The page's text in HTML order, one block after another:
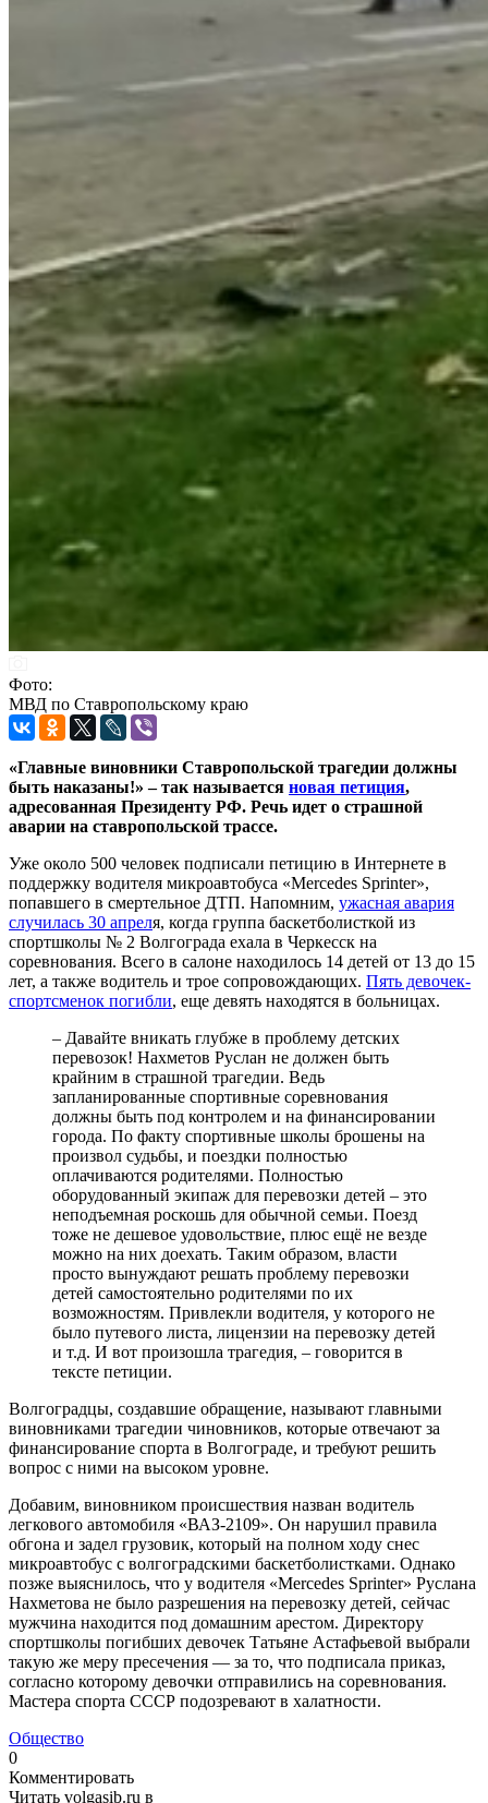
Фото:
МВД по Ставропольскому краю
«Главные виновники Ставропольской трагедии должны
быть наказаны!» – так называется новая петиция,
адресованная Президенту РФ. Речь идет о страшной
аварии на ставропольской трассе.
Уже около 500 человек подписали петицию в Интернете в
поддержку водителя микроавтобуса «Mercedes Sprinter»,
попавшего в смертельное ДТП. Напомним, ужасная авария
случилась 30 апреля, когда группа баскетболисткой из
спортшколы № 2 Волгограда ехала в Черкесск на
соревнования. Всего в салоне находилось 14 детей от 13 до 15
лет, а также водитель и трое сопровождающих. Пять девочек-
спортсменок погибли, еще девять находятся в больницах.
– Давайте вникать глубже в проблему детских
перевозок! Нахметов Руслан не должен быть
крайним в страшной трагедии. Ведь
запланированные спортивные соревнования
должны быть под контролем и на финансировании
города. По факту спортивные школы брошены на
произвол судьбы, и поездки полностью
оплачиваются родителями. Полностью
оборудованный экипаж для перевозки детей – это
неподъемная роскошь для обычной семьи. Поезд
тоже не дешевое удовольствие, плюс ещё не везде
можно на них доехать. Таким образом, власти
просто вынуждают решать проблему перевозки
детей самостоятельно родителями по их
возможностям. Привлекли водителя, у которого не
было путевого листа, лицензии на перевозку детей
и т.д. И вот произошла трагедия, – говорится в
тексте петиции.
Волгоградцы, создавшие обращение, называют главными
виновниками трагедии чиновников, которые отвечают за
финансирование спорта в Волгограде, и требуют решить
вопрос с ними на высоком уровне.
Добавим, виновником происшествия назван водитель
легкового автомобиля «ВАЗ-2109». Он нарушил правила
обгона и задел грузовик, который на полном ходу снес
микроавтобус с волгоградскими баскетболистками. Однако
позже выяснилось, что у водителя «Mercedes Sprinter» Руслана
Нахметова не было разрешения на перевозку детей, сейчас
мужчина находится под домашним арестом. Директору
спортшколы погибших девочек Татьяне Астафьевой выбрали
такую же меру пресечения — за то, что подписала приказ,
согласно которому девочки отправились на соревнования.
Мастера спорта СССР подозревают в халатности.
Общество
0
Комментировать
Читать volgasib.ru в